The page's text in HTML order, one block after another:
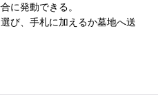
に発動できる。
び、手札に加えるか墓地へ送